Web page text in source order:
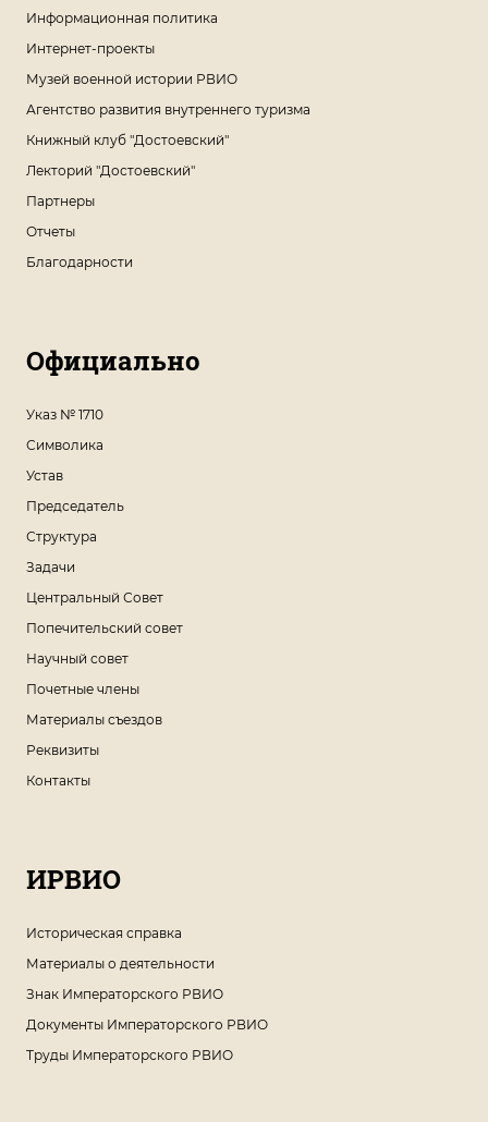
Информационная политика
Интернет-проекты
Музей военной истории РВИО
Агентство развития внутреннего туризма
Книжный клуб "Достоевский"
Лекторий "Достоевский"
Партнеры
Отчеты
Благодарности
Официально
Указ № 1710
Символика
Устав
Председатель
Структура
Задачи
Центральный Совет
Попечительский совет
Научный совет
Почетные члены
Материалы съездов
Реквизиты
Контакты
ИРВИО
Историческая справка
Материалы о деятельности
Знак Императорского РВИО
Документы Императорского РВИО
Труды Императорского РВИО